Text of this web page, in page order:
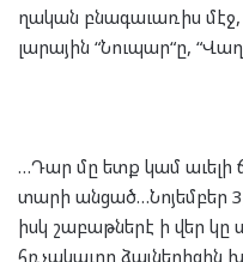
ղա­կան բնա­գա­ւա­ռիս մէջ,
լա­րա­յին “Նու­պար“ը,
…Դար մը ետք կամ աւե­լի
տա­րի ան­ցած…Նո­յեմ­բեր
իսկ շա­բաթ­նե­րէ ի վեր կը
հռչա­կա­ւոր